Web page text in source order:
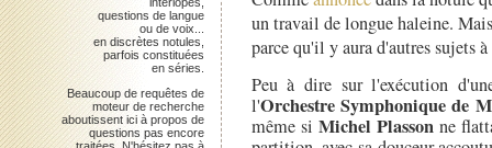
un travail de longue haleine.
parce qu'il y aura d'autres sujets
Peu à dire sur l'exécution
l'Orchestre Symphonique de
même si Michel Plassonne
questions de langue
ou de voix...
en discrètes notules,
parfois constituées
en séries.
Beaucoup de requêtes de
moteur de recherche
aboutissent ici à propos de
questions pas encore